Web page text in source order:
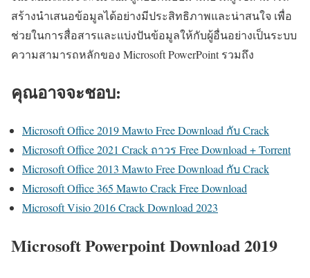
สร้างนำเสนอข้อมูลได้อย่างมีประสิทธิภาพและน่าสนใจ เพื่อ
ช่วยในการสื่อสารและแบ่งปันข้อมูลให้กับผู้อื่นอย่างเป็นระบบ
ความสามารถหลักของ Microsoft PowerPoint รวมถึง
คุณอาจจะชอบ:
Microsoft Office 2019 Mawto Free Download กับ Crack
Microsoft Office 2021 Crack ถาวร Free Download + Torrent
Microsoft Office 2013 Mawto Free Download กับ Crack
Microsoft Office 365 Mawto Crack Free Download
Microsoft Visio 2016 Crack Download 2023
Microsoft Powerpoint Download 2019